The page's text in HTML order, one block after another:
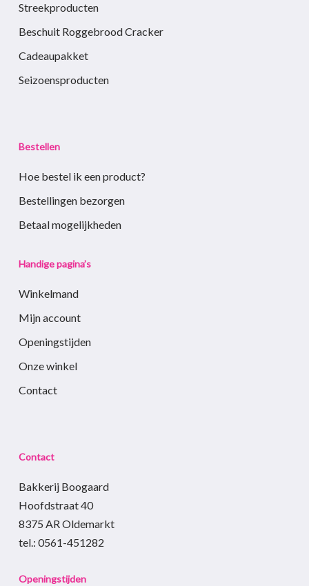
Streekproducten
Beschuit Roggebrood Cracker
Cadeaupakket
Seizoensproducten
Bestellen
Hoe bestel ik een product?
Bestellingen bezorgen
Betaal mogelijkheden
Handige pagina’s
Winkelmand
Mijn account
Openingstijden
Onze winkel
Contact
Contact
Bakkerij Boogaard
Hoofdstraat 40
8375 AR Oldemarkt
tel.: 0561-451282
Openingstijden